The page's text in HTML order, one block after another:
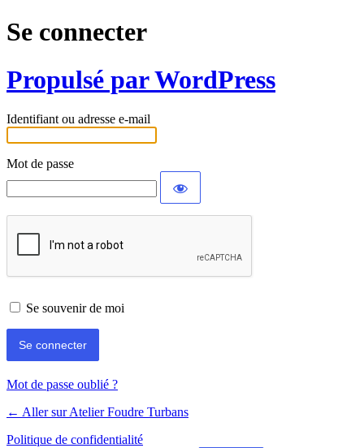
Se connecter
Propulsé par WordPress
Identifiant ou adresse e-mail
Mot de passe
Se souvenir de moi
Mot de passe oublié ?
← Aller sur Atelier Foudre Turbans
Politique de confidentialité